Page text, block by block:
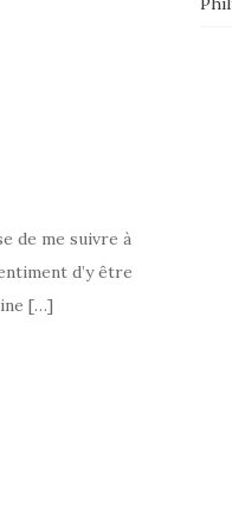
de me suivre à
d’y être
[…]